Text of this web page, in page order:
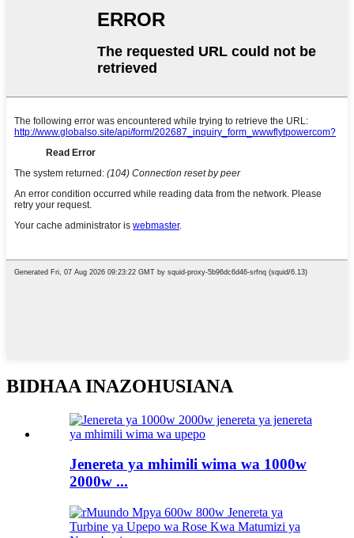
BIDHAA INAZOHUSIANA
Jenereta ya mhimili wima wa 1000w
2000w ...